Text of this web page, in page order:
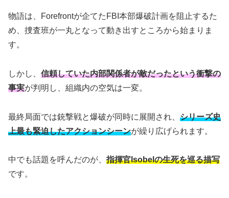
物語は、Forefrontが企てたFBI本部爆破計画を阻止するた
め、捜査班が一丸となって動き出すところから始まりま
す。
しかし、 信頼していた内部関係者が敵だったという衝撃の
事実が判明し、組織内の空気は一変。
最終局面では銃撃戦と爆破が同時に展開され、 シリーズ史
上最も緊迫したアクションシーンが繰り広げられます。
中でも話題を呼んだのが、 指揮官Isobelの生死を巡る描写
です。